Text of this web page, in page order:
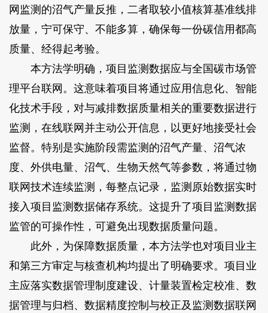
网监测的沼气产量反推，二者取较小值核算基准线排
放量，宁可保守、不能多算，确保每一份碳信用都高
质量、经得起考验。
本方法学明确，项目监测数据应与全国碳市场管
理平台联网。这意味着项目将通过应用信息化、智能
化技术手段，对与减排数据质量相关的重要数据进行
监测，在线联网并主动公开信息，以更好地接受社会
监督。特别是实施阶段需监测的沼气产量、沼气浓
度、外供电量、沼气、生物天然气等参数，将通过物
联网技术连续监测，每整点记录，监测原始数据实时
接入项目监测数据储存系统。这提升了项目监测数据
监管的可操作性，可避免出现数据质量问题。
此外，为保障数据质量，本方法学也对项目业主
和第三方审定与核查机构均提出了明确要求。项目业
主应落实数据管理制度建设、计量装置检定校准、数
据管理与归档、数据精度控制与校正及监测数据联网